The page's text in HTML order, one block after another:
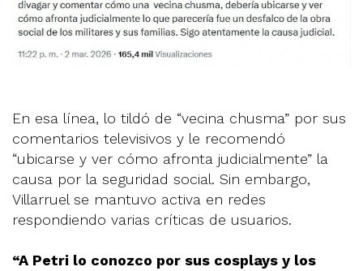
En esa línea, lo tildó de “vecina chusma” por sus
comentarios televisivos y le recomendó
“ubicarse y ver cómo afronta judicialmente” la
causa por la seguridad social. Sin embargo,
Villarruel se mantuvo activa en redes
respondiendo varias críticas de usuarios.
“A Petri lo conozco por sus cosplays y los